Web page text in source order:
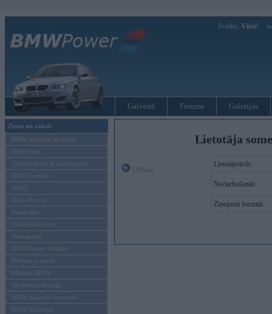
Sveiks, Viesi!
Galvenā Forums Galerijas
Ziņas un raksti
BMW modeļu jaunumi
BMW testi
Tehnoloģijas & sasniegumi
BMW Latvijā
MINI
Rolls-Royce
Pasākumi
Vadāmības tests
Autosports
BMWPower aktuāli
Reklāmas raksti
Mēneša BMW
Sērijveida tūnings
BMW pasaules jaunumi
BMW koncepti
Lietotāja
Lietotājvārds:
Nodarbošanās:
Ziņojumi forumā: